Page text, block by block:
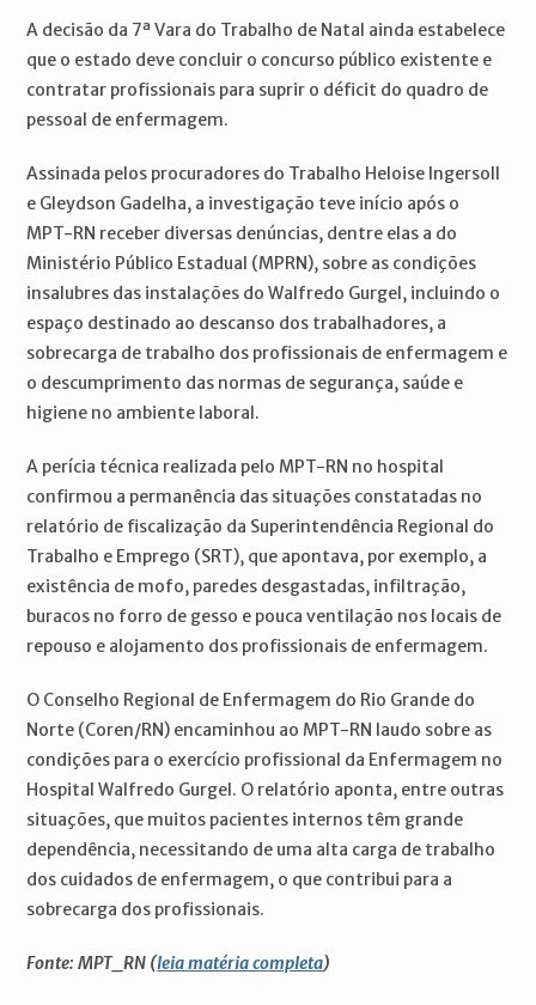
A decisão da 7ª Vara do Trabalho de Natal ainda estabelece
que o estado deve concluir o concurso público existente e
contratar profissionais para suprir o déficit do quadro de
pessoal de enfermagem.
Assinada pelos procuradores do Trabalho Heloise Ingersoll
e Gleydson Gadelha, a investigação teve início após o
MPT-RN receber diversas denúncias, dentre elas a do
Ministério Público Estadual (MPRN), sobre as condições
insalubres das instalações do Walfredo Gurgel, incluindo o
espaço destinado ao descanso dos trabalhadores, a
sobrecarga de trabalho dos profissionais de enfermagem e
o descumprimento das normas de segurança, saúde e
higiene no ambiente laboral.
A perícia técnica realizada pelo MPT-RN no hospital
confirmou a permanência das situações constatadas no
relatório de fiscalização da Superintendência Regional do
Trabalho e Emprego (SRT), que apontava, por exemplo, a
existência de mofo, paredes desgastadas, infiltração,
buracos no forro de gesso e pouca ventilação nos locais de
repouso e alojamento dos profissionais de enfermagem.
O Conselho Regional de Enfermagem do Rio Grande do
Norte (Coren/RN) encaminhou ao MPT-RN laudo sobre as
condições para o exercício profissional da Enfermagem no
Hospital Walfredo Gurgel. O relatório aponta, entre outras
situações, que muitos pacientes internos têm grande
dependência, necessitando de uma alta carga de trabalho
dos cuidados de enfermagem, o que contribui para a
sobrecarga dos profissionais.
Fonte: MPT_RN (leia matéria completa)